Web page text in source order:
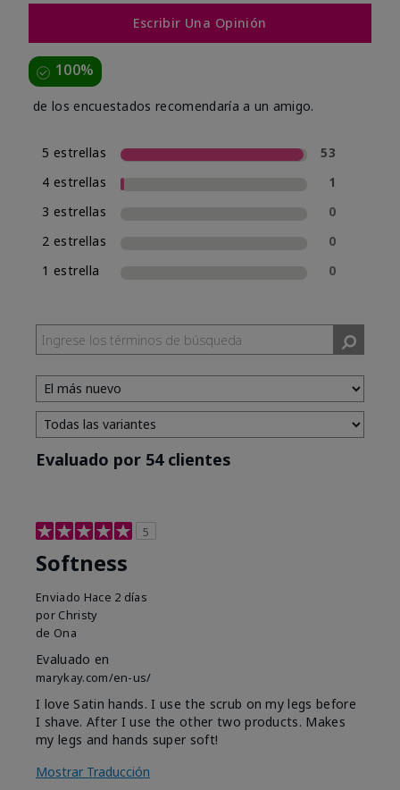
Escribir Una Opinión
100%
de los encuestados recomendaría a un amigo.
5 estrellas
53
4 estrellas
1
3 estrellas
0
2 estrellas
0
1 estrella
0
Evaluado por 54 clientes
5
Softness
Enviado Hace 2 días
por Christy
de Ona
Evaluado en
marykay.com/en-us/
I love Satin hands. I use the scrub on my legs before
I shave. After I use the other two products. Makes
my legs and hands super soft!
Mostrar Traducción